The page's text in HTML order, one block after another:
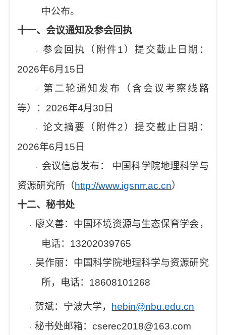
中公布。
十一、会议通知及参会回执
· 参会回执（附件1 ）提交截止日期：
2026年6月 15 日
·
第二轮通知发布（含会议考察线路
等）： 2026年4月30 日
· 论文摘要（附件2 ）提交截止日期：
2026年6月 15 日
· 会议信息发布：
中国科学院地理科学与
资源研究所（ http://www.igsnrr.ac.cn）
十二、秘书处
·
廖义善：中国环境资源与生态保育学会，
电话： 13202039765
·
吴作丽：中国科学院地理科学与资源研究
所，电话： 18608101268
· 贺斌：宁波大学， hebin@nbu.edu.cn
·秘书处邮箱：cserec2018@163.com